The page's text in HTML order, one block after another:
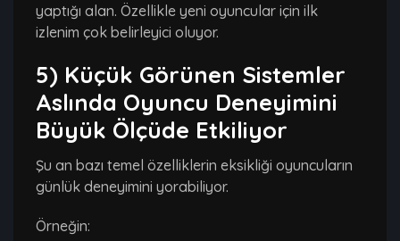
yaptığı alan. Özellikle yeni oyuncular için ilk
izlenim çok belirleyici oluyor.
5) Küçük Görünen Sistemler
Aslında Oyuncu Deneyimini
Büyük Ölçüde Etkiliyor
Şu an bazı temel özelliklerin eksikliği oyuncuların
günlük deneyimini yorabiliyor.
Örneğin: